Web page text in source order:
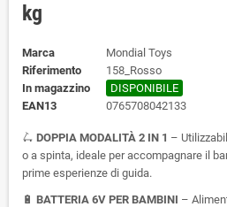
kg
Marca
Mondial Toys
Riferimento
158_Rosso
In magazzino
DISPONIBILE
EAN13
0765708042133
🛴 DOPPIA MODALITÀ 2 IN 1 –
o a spinta, ideale per accompagnare il
prime esperienze di guida.
🔋 BATTERIA 6V PER BAMBINI –